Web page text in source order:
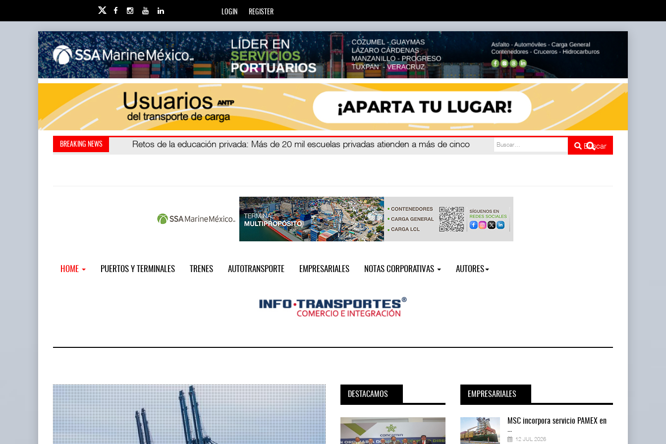
LOGIN REGISTER
BREAKING NEWS Miguel Ángel Bres encabezará
Retos de la educación privada: Más de 20 mil escuelas privadas atienden a más de cinco
Buscar
HOME PUERTOS Y TERMINALES TRENES AUTOTRANSPORTE EMPRESARIALES NOTAS CORPORATIVAS AUTORES
DESTACAMOS EMPRESARIALES
MSC incorpora servicio PAMEX en
...
12 JUL 2026
MSC incorpora servicio PAMEX en
...
12 JUL 2026
MSC incorpora servicio PAMEX en
12 JUL 2026